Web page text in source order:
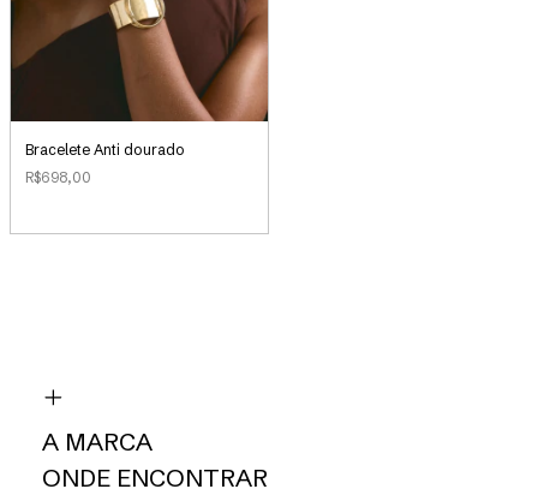
Bracelete Anti dourado
R$698,00
A MARCA
ONDE ENCONTRAR